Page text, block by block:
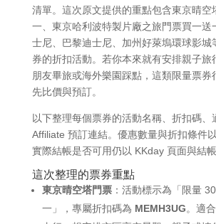
清單。這次原文提供的重點包含東京晴空
一、東京哈利波特製片廠之旅門票買一送
士尼、巴黎迪士尼、加州好萊塢環球影城
券的折扣活動。若你本來就有安排親子旅
朋友畢旅或海外樂園踩點，這類限量票券
先比價與預訂。
以下整理每個票券的活動名稱、折扣碼、
Affiliate 預訂連結。優惠數量與折扣條件
實際結帳是否可用仍以 KKday 頁面與結帳
這次整理的票券重點
東京晴空塔門票：活動標示為「限量
一」，專屬折扣碼為 MEMH3UG。適